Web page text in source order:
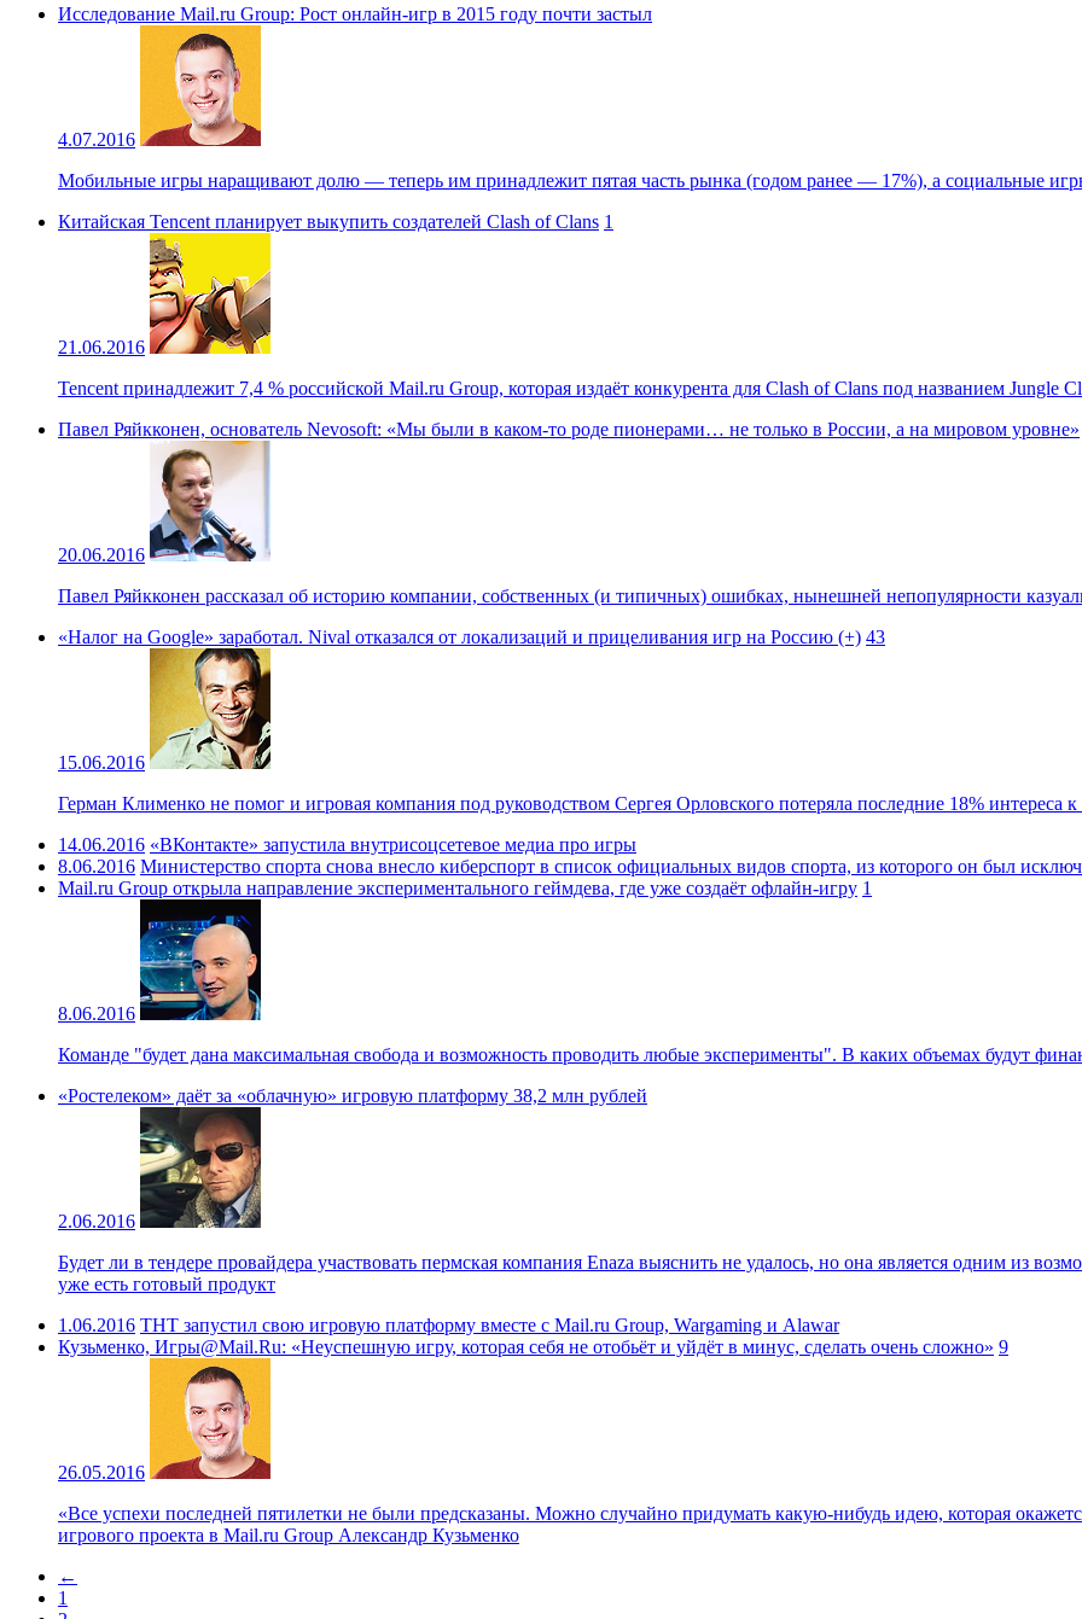
Исследование Mail.ru Group: Рост онлайн-игр в 2015 году почти застыл
4.07.2016
Мобильные игры наращивают долю — теперь им принадлежит пятая часть рынка (годом ранее — 17%), а социальные
Китайская Tencent планирует выкупить создателей Clash of Clans 1
21.06.2016
Tencent принадлежит 7,4 % российской Mail.ru Group, которая издаёт конкурента для Clash of Clans под названием Jungle
Павел Ряйкконен, основатель Nevosoft: «Мы были в каком-то роде пионерами… не только в России, а на мировом уровне»
20.06.2016
Павел Ряйкконен рассказал об историю компании, собственных (и типичных) ошибках, нынешней непопулярности
«Налог на Google» заработал. Nival отказался от локализаций и прицеливания игр на Россию (+) 43
15.06.2016
Герман Клименко не помог и игровая компания под руководством Сергея Орловского потеряла последние 18% интереса к
14.06.2016 «ВКонтакте» запустила внутрисоцсетевое медиа про игры
8.06.2016 Министерство спорта снова внесло киберспорт в список официальных видов спорта, из которого он был
Mail.ru Group открыла направление экспериментального геймдева, где уже создаёт офлайн-игру 1
8.06.2016
Команде "будет дана максимальная свобода и возможность проводить любые эксперименты". В каких объемах будут
«Ростелеком» даёт за «облачную» игровую платформу 38,2 млн рублей
2.06.2016
Будет ли в тендере провайдера участвовать пермская компания Enaza выяснить не удалось, но она является одним из
уже есть готовый продукт
1.06.2016 ТНТ запустил свою игровую платформу вместе с Mail.ru Group, Wargaming и Alawar
Кузьменко, Игры@Mail.Ru: «Неуспешную игру, которая себя не отобьёт и уйдёт в минус, сделать очень сложно» 9
26.05.2016
«Все успехи последней пятилетки не были предсказаны. Можно случайно придумать какую-нибудь идею, которая
игрового проекта в Mail.ru Group Александр Кузьменко
←
1